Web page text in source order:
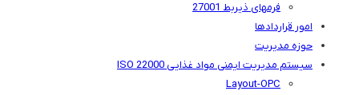
فرمهای ذیربط 27001
امور قراردادها
حوزه مدیریت
سیستم مدیریت ایمنی مواد غذایی ISO 22000
Layout-OPC